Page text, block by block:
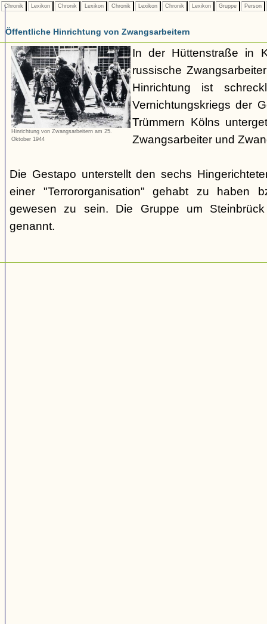
Chronik Lexikon Chronik Lexikon Chronik Lexikon Chronik Lexikon Gruppe Person
Öffentliche Hinrichtung von Zwangsarbeitern
Hinrichtung von Zwangsarbeitern am 25.
Oktober 1944
In der Hüttenstraße in
russische
Hinrichtung ist
Vernichtungskriegs der
Trümmern Kölns
Zwangsarbeiter und
Die Gestapo unterstellt den sechs
einer "Terrororganisation" gehabt zu haben
gewesen zu sein. Die Gruppe um
genannt.